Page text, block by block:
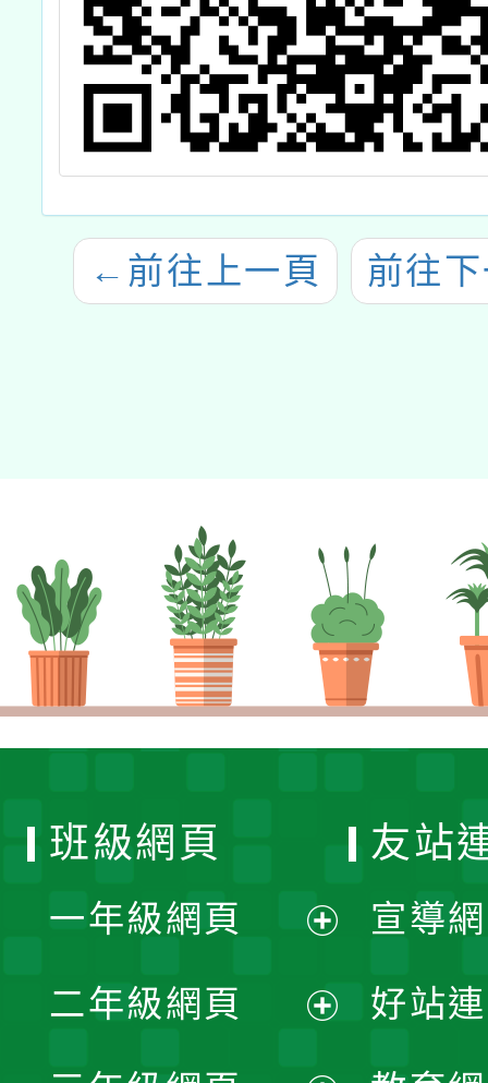
← 前往上一頁 前往
班級網頁
一年級網頁
開
二年級網頁
友站
宣導
好站